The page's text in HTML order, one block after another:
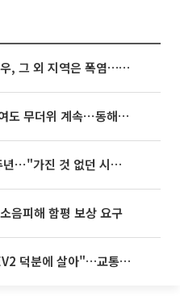
동해안은 시간당 80㎜ 폭우, 그 외 지역은 폭염…‘극과 극 날씨’
[내일 날씨] 폭염 한풀 꺾여도 무더위 계속⋯동해안 이틀 연속 비
임영웅, 어느덧 데뷔 10주년⋯"가진 것 없던 시절, 내 앞엔 20명의 팬뿐"
음피해 함평 보상 요구
'굿 윌 헌팅' 배우 "기아 EV2 덕분에 살아"…교통사고 후 안전성 극찬